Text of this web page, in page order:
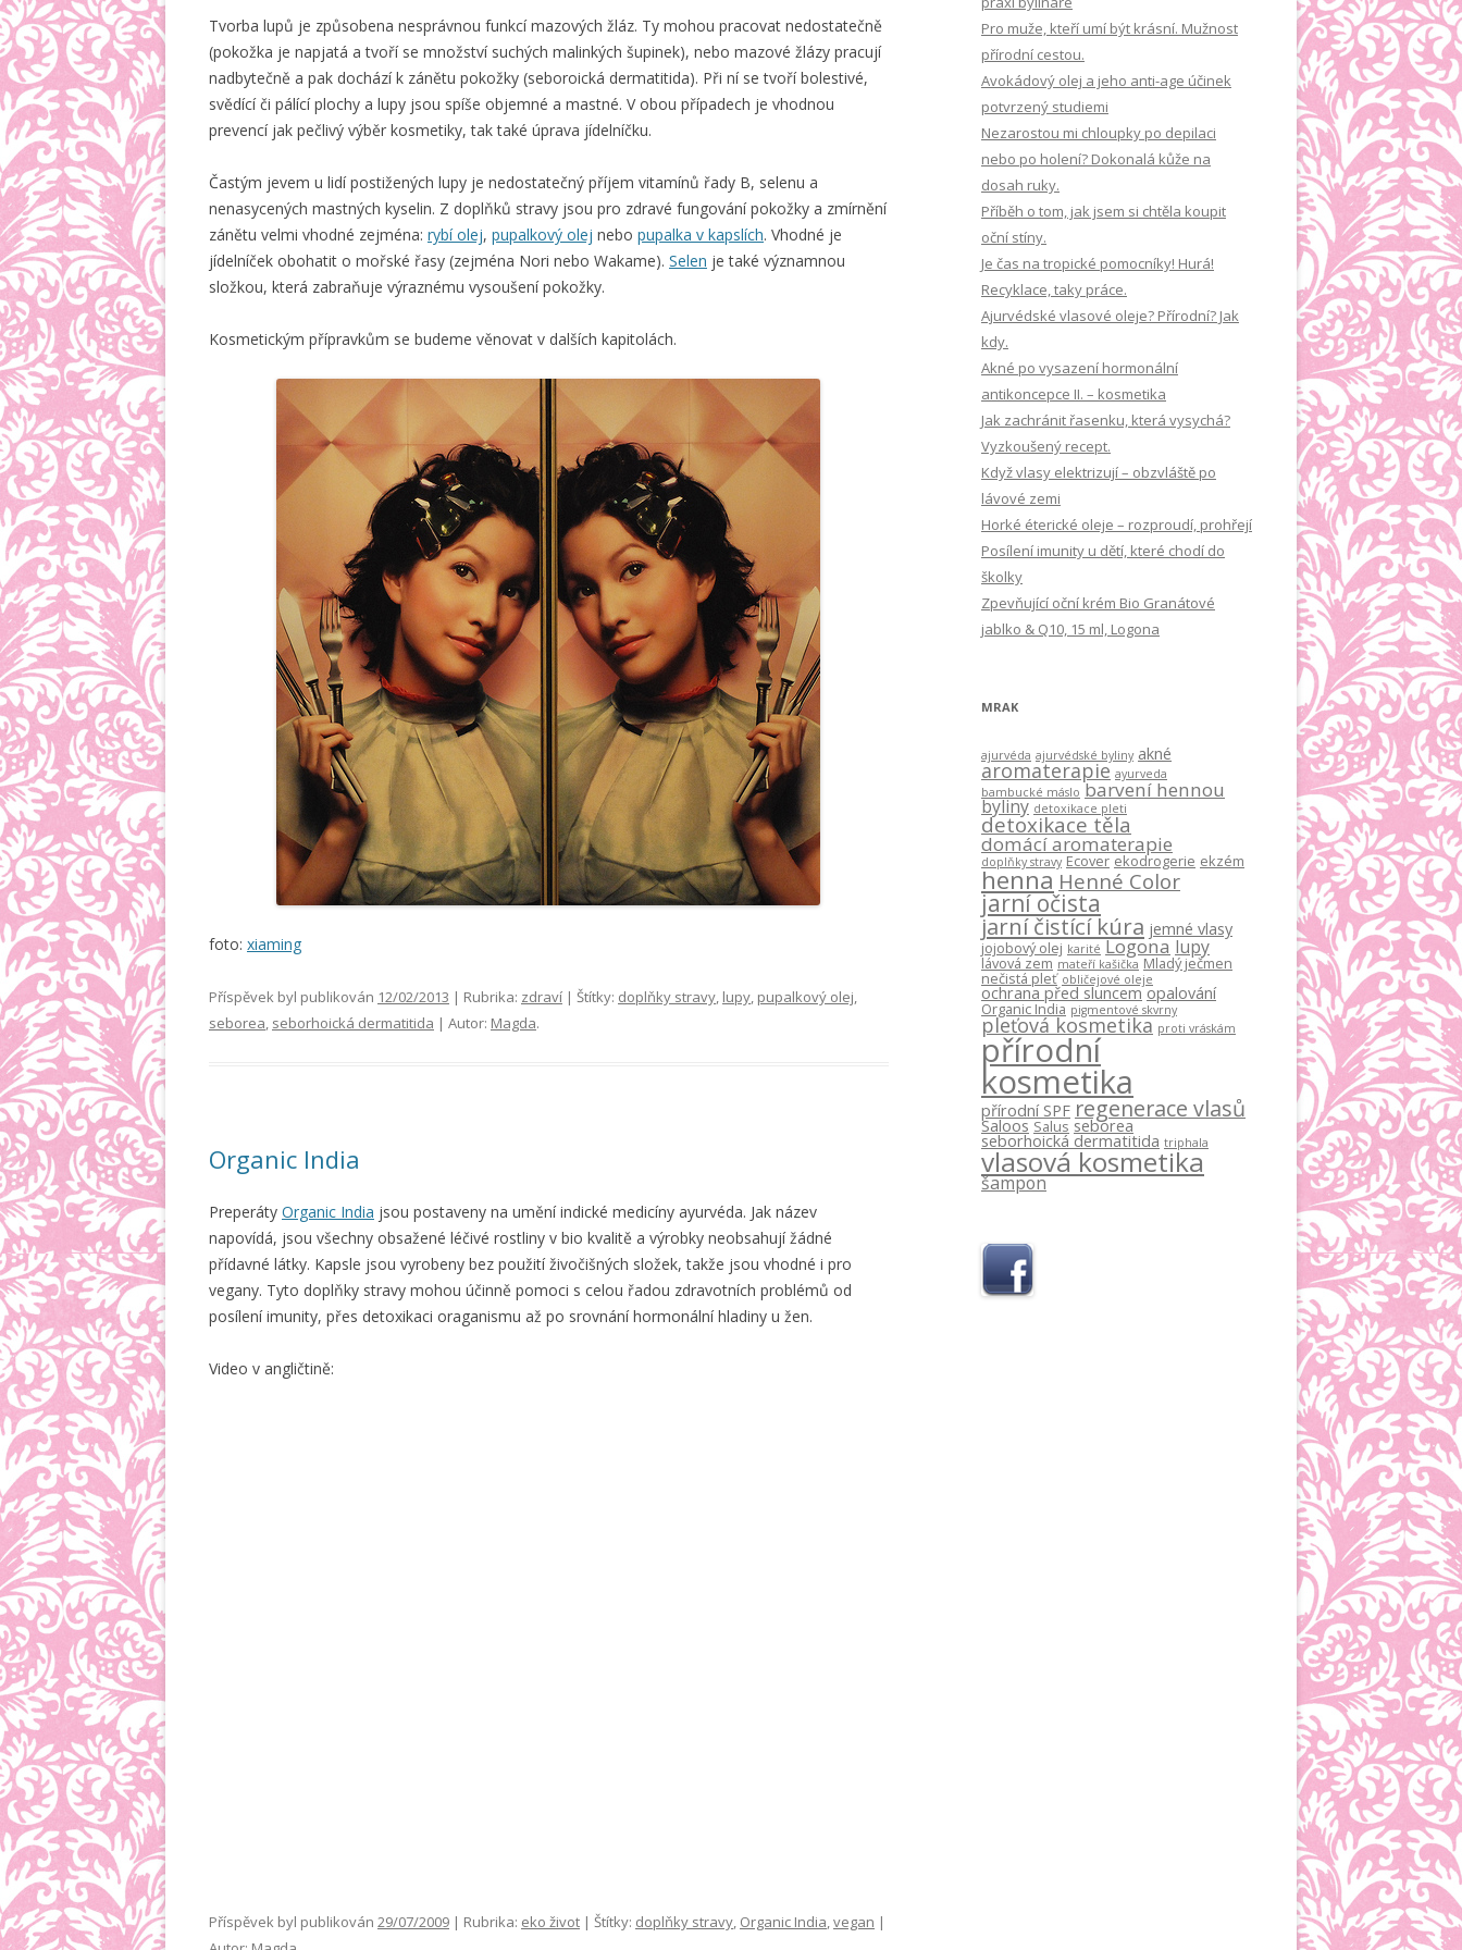
Tvorba lupů je způsobena nesprávnou funkcí mazových žláz. Ty mohou pracovat nedostatečně
(pokožka je napjatá a tvoří se množství suchých malinkých šupinek), nebo mazové žlázy pracují
nadbytečně a pak dochází k zánětu pokožky (seboroická dermatitida). Při ní se tvoří bolestivé,
svědící či pálící plochy a lupy jsou spíše objemné a mastné. V obou případech je vhodnou
prevencí jak pečlivý výběr kosmetiky, tak také úprava jídelníčku.
Častým jevem u lidí postižených lupy je nedostatečný příjem vitamínů řady B, selenu a
nenasycených mastných kyselin. Z doplňků stravy jsou pro zdravé fungování pokožky a zmírnění
zánětu velmi vhodné zejména: rybí olej, pupalkový olej nebo pupalka v kapslích. Vhodné je
jídelníček obohatit o mořské řasy (zejména Nori nebo Wakame). Selen je také významnou
složkou, která zabraňuje výraznému vysoušení pokožky.
Kosmetickým přípravkům se budeme věnovat v dalších kapitolách.
foto: xiaming
Příspěvek byl publikován 12/02/2013 | Rubrika: zdraví | Štítky: doplňky stravy, lupy, pupalkový olej,
seborea, seborhoická dermatitida | Autor: Magda.
Organic India
Preperáty Organic India jsou postaveny na umění indické medicíny ayurvéda. Jak název
napovídá, jsou všechny obsažené léčivé rostliny v bio kvalitě a výrobky neobsahují žádné
přídavné látky. Kapsle jsou vyrobeny bez použití živočišných složek, takže jsou vhodné i pro
vegany. Tyto doplňky stravy mohou účinně pomoci s celou řadou zdravotních problémů od
posílení imunity, přes detoxikaci oraganismu až po srovnání hormonální hladiny u žen.
Video v angličtině:
Příspěvek byl publikován 29/07/2009 | Rubrika: eko život | Štítky: doplňky stravy, Organic India,vegan |
á
Pro muže, kteří umí být krásní. Mužnost
přírodní cestou.
Avokádový olej a jeho anti-age účinek
potvrzený studiemi
Nezarostou mi chloupky po depilaci
nebo po holení? Dokonalá kůže na
dosah ruky.
Příběh o tom, jak jsem si chtěla koupit
oční stíny.
Je čas na tropické pomocníky! Hurá!
Recyklace, taky práce.
Ajurvédské vlasové oleje? Přírodní? Jak
kdy.
Akné po vysazení hormonální
antikoncepce II. – kosmetika
Jak zachránit řasenku, která vysychá?
Vyzkoušený recept.
Když vlasy elektrizují – obzvláště po
lávové zemi
Horké éterické oleje – rozproudí, prohřejí
Posílení imunity u dětí, které chodí do
školky
Zpevňující oční krém Bio Granátové
jablko & Q10, 15 ml, Logona
MRAK
ajurvéda ajurvédské byliny akné
aromaterapie ayurveda
bambucké máslo barvení hennou
byliny detoxikace pleti
detoxikace těla
domácí aromaterapie
doplňky stravy Ecover ekodrogerie ekzém
henna Henné Color
jarní očista
jarní čistící kúra jemné vlasy
jojobový olej karité Logona lupy
lávová zem mateří kašička Mladý ječmen
nečistá pleť obličejové oleje
ochrana před sluncem opalování
Organic India pigmentové skvrny
pleťová kosmetika proti vráskám
přírodní
kosmetika
přírodní SPF regenerace vlasů
Saloos Salus seborea
seborhoická dermatitida triphala
vlasová kosmetika
šampon